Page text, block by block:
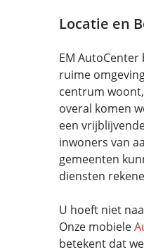
Locatie en
EM
ruime
centrum
overal komen
een
inwoners van
gemeenten
diensten
U hoeft niet
Onze mobiele
betekent dat